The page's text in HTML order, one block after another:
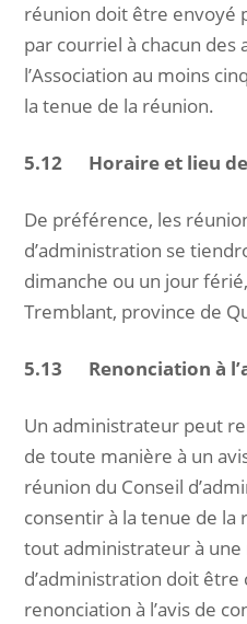
réunion doit être envoyé
par courriel à chacun
l’Association au moins
la tenue de la réunion.
5.12 Horaire et lieu
De préférence, les
d’administration se
dimanche ou un jour
Tremblant, province de
5.13 Renonciation à
Un administrateur peut
de toute manière à un
réunion du Conseil
consentir à la tenue de la
tout administrateur à une
d’administration doit
renonciation à l’avis de